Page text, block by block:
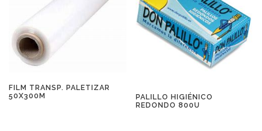
FILM TRANSP. PALETIZAR
50X300M
PALILLO HIGIÉNICO
REDONDO 800U